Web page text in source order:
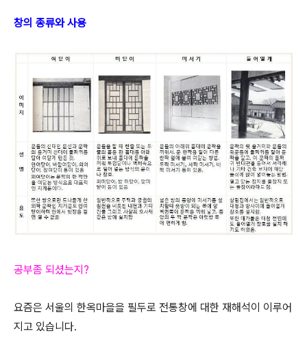
창의 종류와 사용
공부좀 되셨는지?
요즘은 서울의 한옥마을을 필두로 전통창에 대한 재해석이 이루어
지고 있습니다.